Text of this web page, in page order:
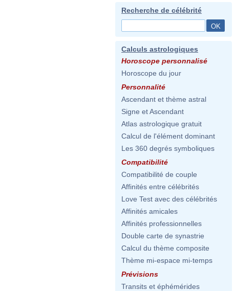
Recherche de célébrité
Calculs astrologiques
Horoscope personnalisé
Horoscope du jour
Personnalité
Ascendant et thème astral
Signe et Ascendant
Atlas astrologique gratuit
Calcul de l'élément dominant
Les 360 degrés symboliques
Compatibilité
Compatibilité de couple
Affinités entre célébrités
Love Test avec des célébrités
Affinités amicales
Affinités professionnelles
Double carte de synastrie
Calcul du thème composite
Thème mi-espace mi-temps
Prévisions
Transits et éphémérides